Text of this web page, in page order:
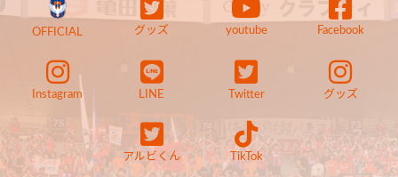
OFFICIAL グッズ youtube Facebook
Instagram LINE Twitter グッズ
アルビくん TikTok